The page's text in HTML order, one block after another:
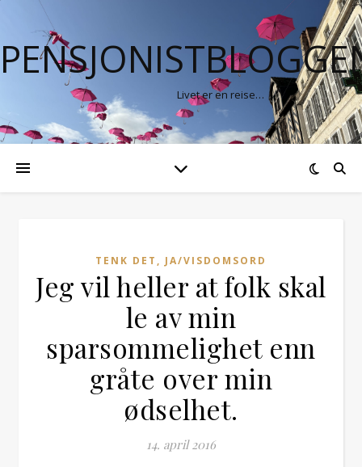
Livet er en reise…
TENK DET, JA/VISDOMSORD
Jeg vil heller at folk skal
le av min
sparsommelighet enn
gråte over min
ødselhet.
14. april 2016